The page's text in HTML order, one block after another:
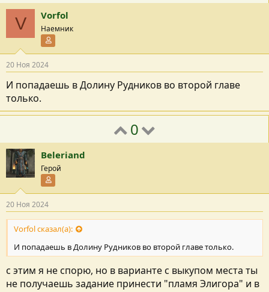
V Vorfol
Наемник
20 Ноя 2024
И попадаешь в Долину Рудников во второй главе
только.
0
Beleriand
Герой
20 Ноя 2024
Vorfol сказал(а):
И попадаешь в Долину Рудников во второй главе только.
с этим я не спорю, но в варианте с выкупом места ты
не получаешь задание принести "пламя Элигора" и в